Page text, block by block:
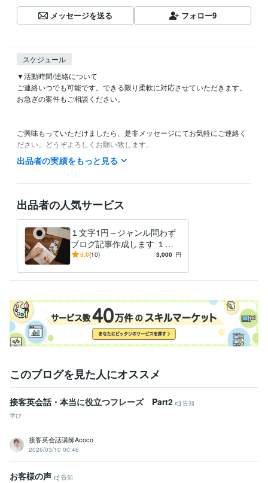
メッセージを送る フォロー9
スケジュール
▼活動時間/連絡について
ご連絡いつでも可能です。できる限り柔軟に対応させていただきます。
お急ぎの案件もご相談ください。
ご興味もっていただけましたら、是非メッセージにてお気軽にご連絡く
ださい。どうぞよろしくお願い致します。
資格・検定
ライティング・翻訳 ライティング・ネーミング
悩み相談・カウンセリング 留学についてお悩み相談
語学 留学 旅行
出品者の実績をもっと見る
出品者の人気サービス
１文字1円～ジャンル問わず
ブログ記事作成します １記
事もまとめてもOK！まずはD
5.0(10) 3,000 円
このブログを見た人にオススメ
接客英会話・本当に役立つフレーズ Part2
告知
学び
接客英会話講師Acoco
2026/03/10 00:46
お客様の声
告知